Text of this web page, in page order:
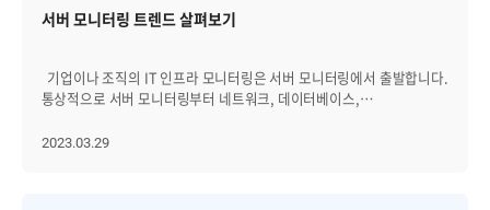
장점이 비용 절감임에도 불구하고, 클라우드 전환 OPEX(operational
어렵습니다. 초기에는 클라우드의 비용이 저렴하게 느껴지지만,
가상머신(VM)과 컨테이너 인스턴스에서 처리하는 작업이 늘어날수록
비용도 더해지기 때문입니다. 워크로드가 증가하는 스타트업은
예측 가능한 수준의 워크플로우를 갖고 있는 기업이라면 얘기가
서버 모니터링 트렌드 살펴보기
기업이나 조직의 IT 인프라 모니터링은 서버 모니터링에서 출발합니다.
통상적으로 서버 모니터링부터 네트워크, 데이터베이스,
것이 일반적입니다. 서버는 초창기 메인 프레임부터 유닉스 서버,
2023.03.29